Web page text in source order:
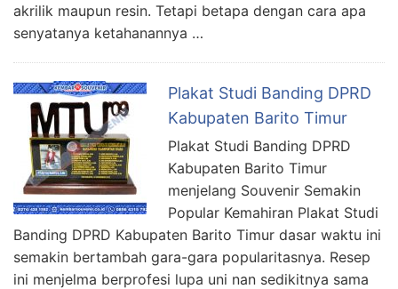
akrilik maupun resin. Tetapi betapa dengan cara apa
senyatanya ketahanannya …
Plakat Studi Banding DPRD
Kabupaten Barito Timur
Plakat Studi Banding DPRD
Kabupaten Barito Timur
menjelang Souvenir Semakin
Popular Kemahiran Plakat Studi
Banding DPRD Kabupaten Barito Timur dasar waktu ini
semakin bertambah gara-gara popularitasnya. Resep
ini menjelma berprofesi lupa uni nan sedikitnya sama